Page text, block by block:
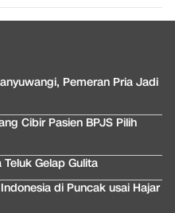
Pemeran Pria Jadi
Cibir Pasien BPJS Pilih
Gelap Gulita
di Puncak usai Hajar